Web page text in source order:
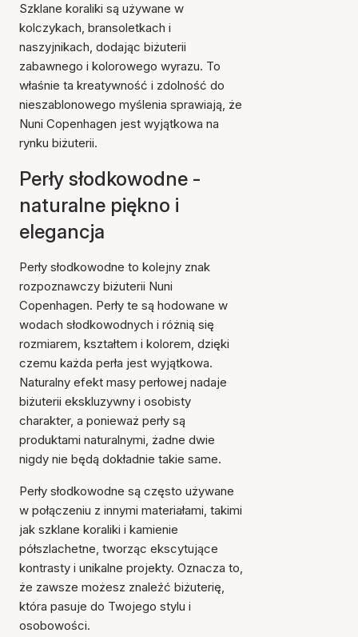
Szklane koraliki są używane w
kolczykach, bransoletkach i
naszyjnikach, dodając biżuterii
zabawnego i kolorowego wyrazu. To
właśnie ta kreatywność i zdolność do
nieszablonowego myślenia sprawiają, że
Nuni Copenhagen jest wyjątkowa na
rynku biżuterii.
Perły słodkowodne -
naturalne piękno i
elegancja
Perły słodkowodne to kolejny znak
rozpoznawczy biżuterii Nuni
Copenhagen. Perły te są hodowane w
wodach słodkowodnych i różnią się
rozmiarem, kształtem i kolorem, dzięki
czemu każda perła jest wyjątkowa.
Naturalny efekt masy perłowej nadaje
biżuterii ekskluzywny i osobisty
charakter, a ponieważ perły są
produktami naturalnymi, żadne dwie
nigdy nie będą dokładnie takie same.
Perły słodkowodne są często używane
w połączeniu z innymi materiałami, takimi
jak szklane koraliki i kamienie
półszlachetne, tworząc ekscytujące
kontrasty i unikalne projekty. Oznacza to,
że zawsze możesz znaleźć biżuterię,
która pasuje do Twojego stylu i
osobowości.